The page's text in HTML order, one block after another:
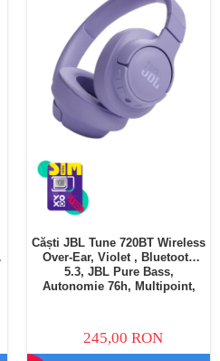
Căști JBL Tune 720BT Wireless
Over-Ear, Violet , Bluetooth
5.3, JBL Pure Bass,
Autonomie 76h, Multipoint,
245,00 RON